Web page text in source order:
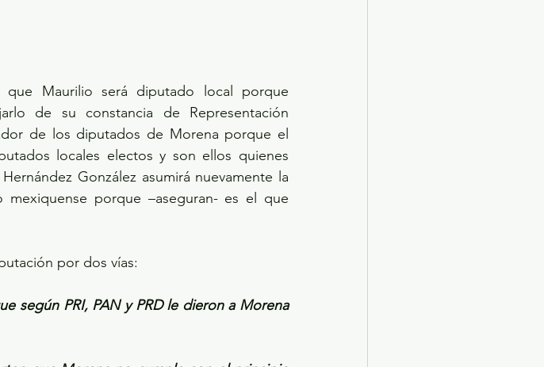
Maurilio será diputado local porque
de su constancia de Representación
de los diputados de Morena porque el
locales electos y son ellos quienes
González asumirá nuevamente la
porque –aseguran- es el que
por dos vías:
según PRI, PAN y PRD le dieron a Morena